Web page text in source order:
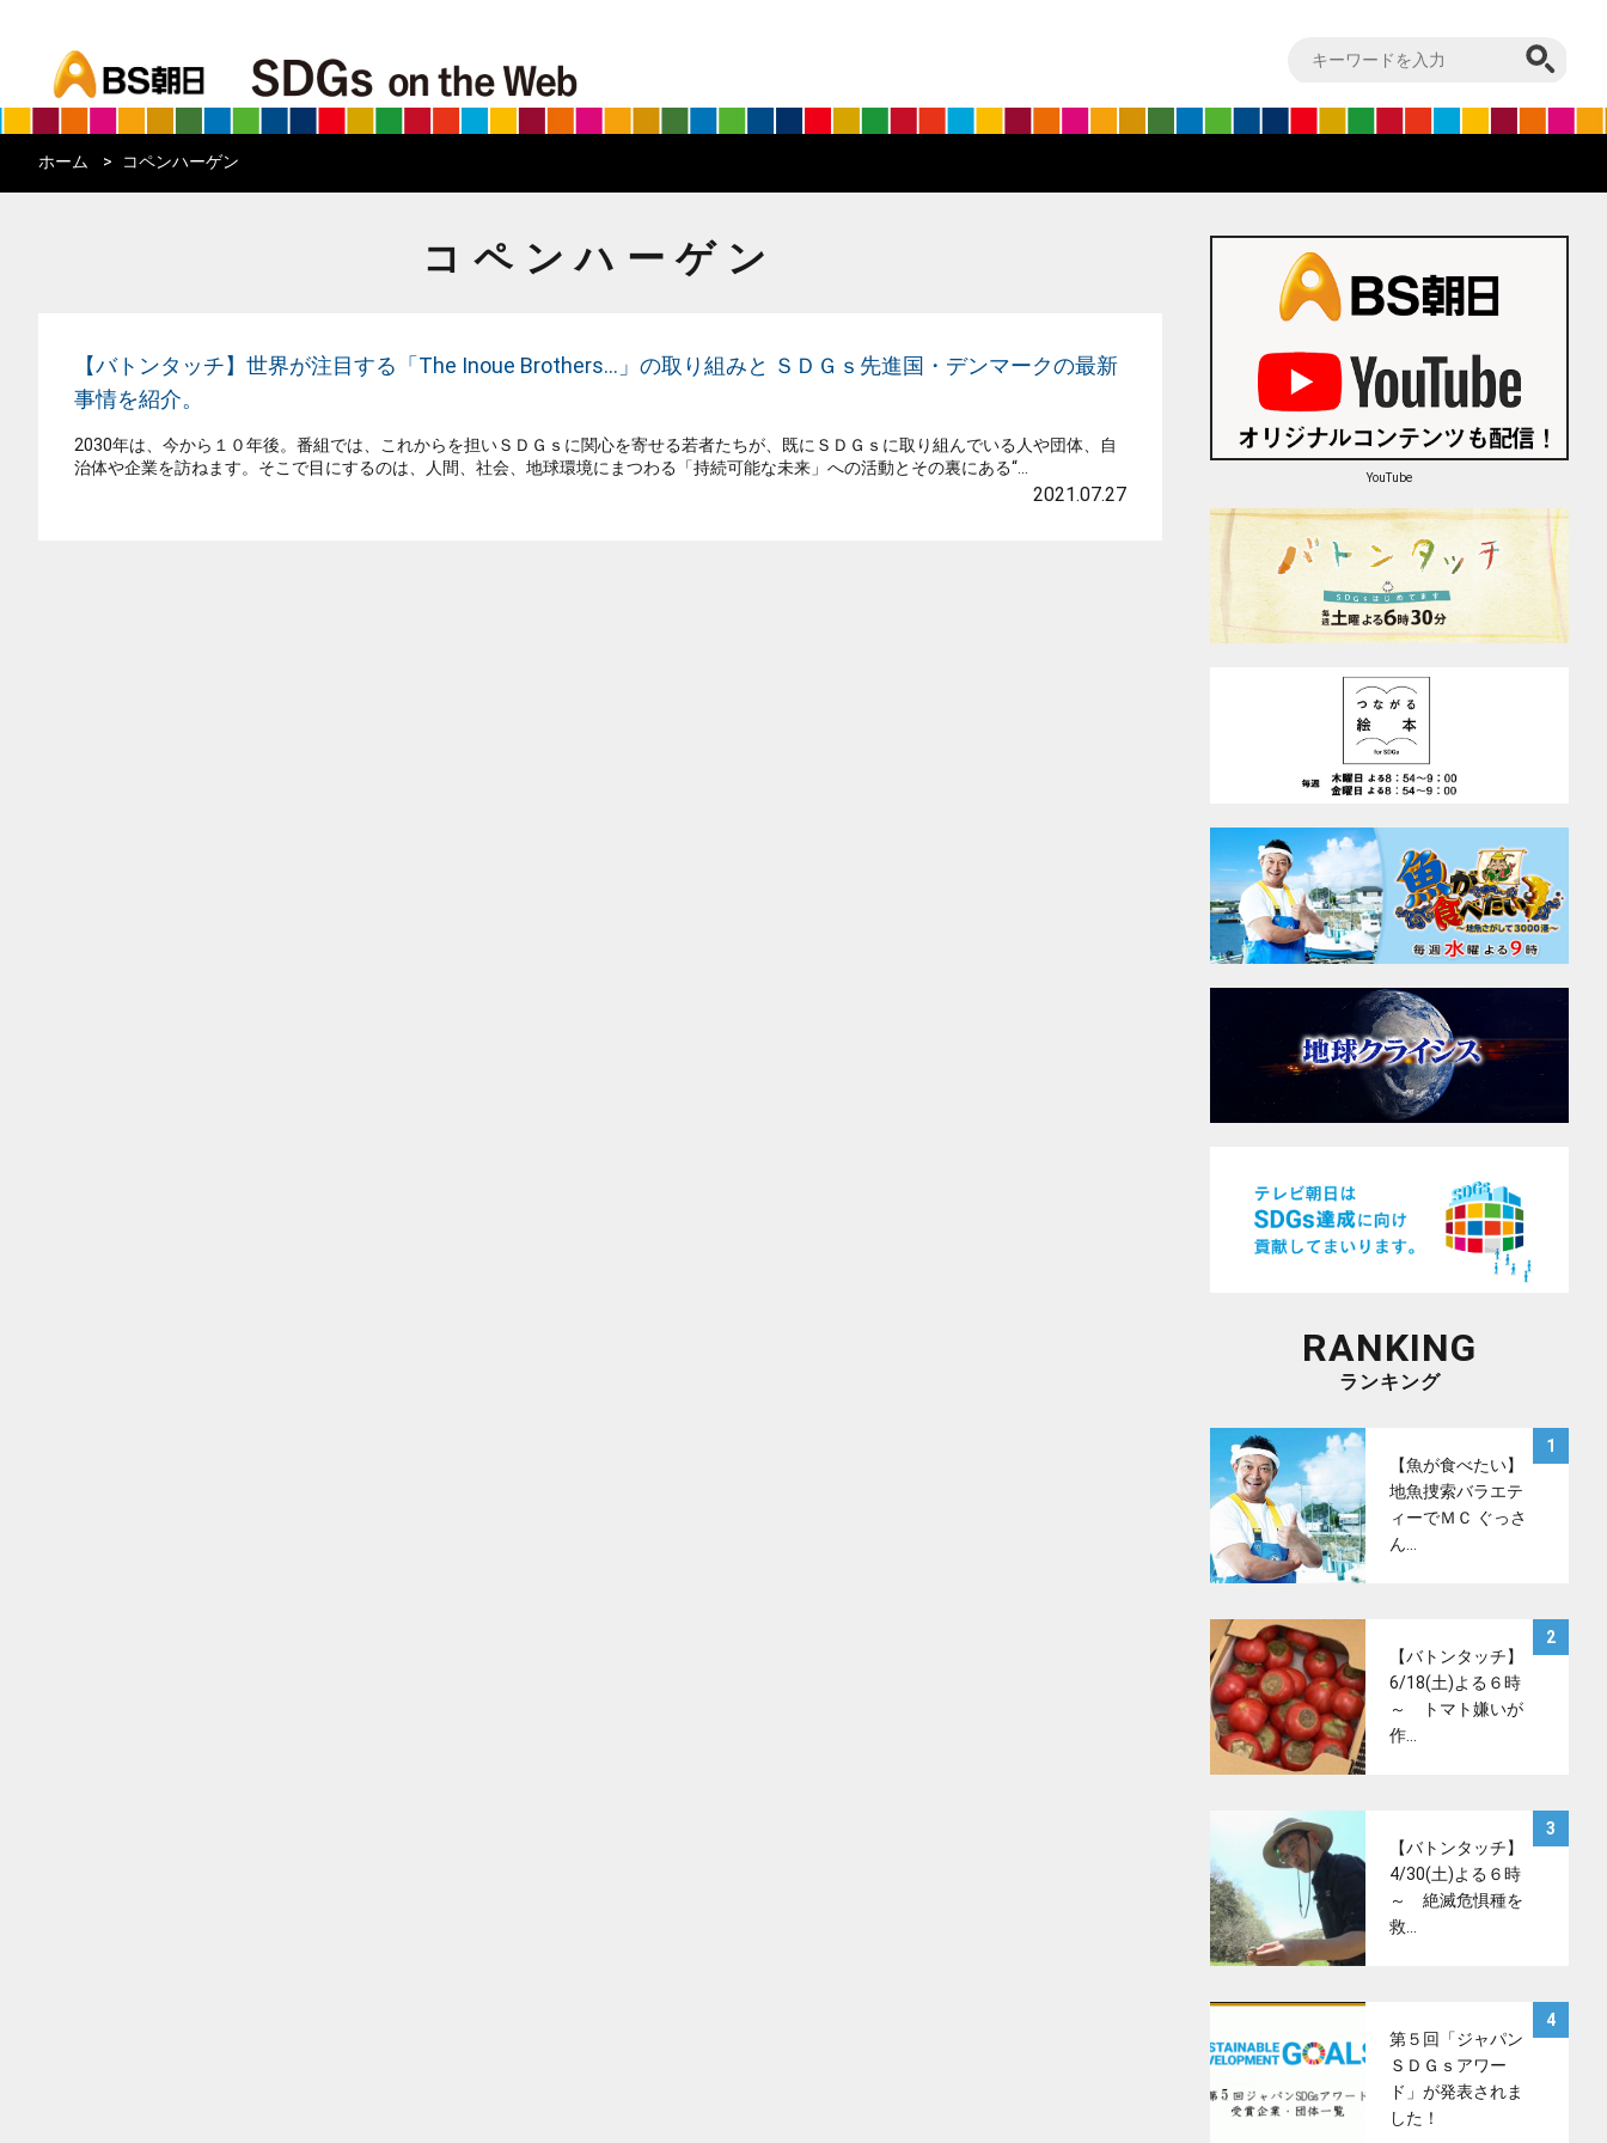
ホーム コペンハーゲン
コペンハーゲン
【バトンタッチ】世界が注目する「The Inoue Brothers…」の取り組みと ＳＤＧｓ先進国・デンマークの最新
事情を紹介。
2030年は、今から１０年後。番組では、これからを担いＳＤＧｓに関心を寄せる若者たちが、既にＳＤＧｓに取り組んでいる人や団体、自
治体や企業を訪ねます。そこで目にするのは、人間、社会、地球環境にまつわる「持続可能な未来」への活動とその裏にある“...
2021.07.27
YouTube
RANKING
ランキング
1
【魚が食べたい】
地魚捜索バラエテ
ィーでＭＣ ぐっさ
ん…
2
【バトンタッチ】
6/18(土)よる６時
～ トマト嫌いが
作…
3
【バトンタッチ】
4/30(土)よる６時
～ 絶滅危惧種を
救…
4
第５回「ジャパン
ＳＤＧｓアワー
ド」が発表されま
した！